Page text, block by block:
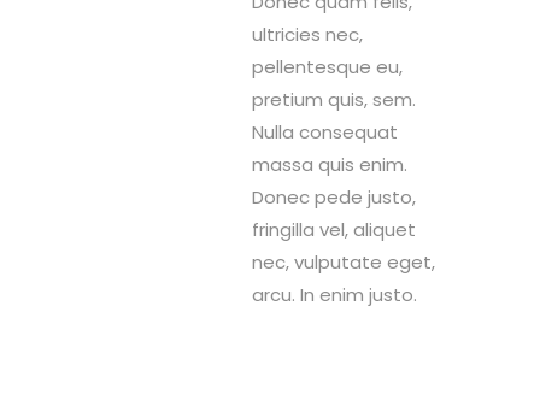
ultricies nec,
pellentesque eu,
pretium quis, sem.
Nulla consequat
massa quis enim.
Donec pede justo,
fringilla vel, aliquet
nec, vulputate eget,
arcu. In enim justo.